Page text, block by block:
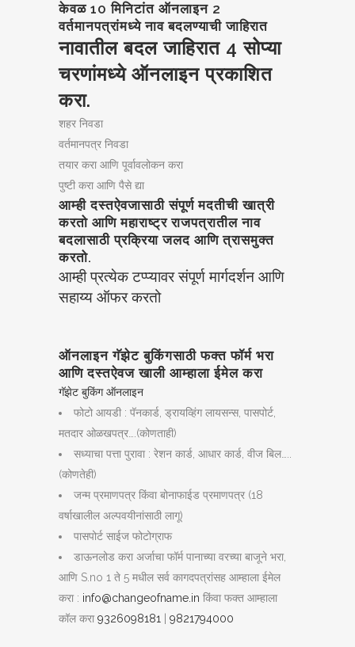
केवळ 10 मिनिटांत ऑनलाइन 2
वर्तमानपत्रांमध्ये नाव बदलण्याची जाहिरात
नावातील बदल जाहिरात 4 सोप्या
चरणांमध्ये ऑनलाइन प्रकाशित
करा.
शहर निवडा
वर्तमानपत्र निवडा
तयार करा आणि पूर्वावलोकन करा
पुष्टी करा आणि पैसे द्या
आम्ही दस्तऐवजासाठी संपूर्ण मदतीची खात्री
करतो आणि महाराष्ट्र राजपत्रातील नाव
बदलासाठी प्रक्रिया जलद आणि त्रासमुक्त
करतो.
आम्ही प्रत्येक टप्प्यावर संपूर्ण मार्गदर्शन आणि
सहाय्य ऑफर करतो
ऑनलाइन गॅझेट बुकिंगसाठी फक्त फॉर्म भरा
आणि दस्तऐवज खाली आम्हाला ईमेल करा
गॅझेट बुकिंग ऑनलाइन
फोटो आयडी : पॅनकार्ड, ड्रायव्हिंग लायसन्स, पासपोर्ट,
मतदार ओळखपत्र….(कोणताही)
सध्याचा पत्ता पुरावा : रेशन कार्ड, आधार कार्ड, वीज बिल…..
(कोणतेही)
जन्म प्रमाणपत्र किंवा बोनाफाईड प्रमाणपत्र (18
वर्षाखालील अल्पवयीनांसाठी लागू)
पासपोर्ट साईज फोटोग्राफ
डाऊनलोड करा अर्जाचा फॉर्म पानाच्या वरच्या बाजूने भरा,
आणि S.no 1 ते 5 मधील सर्व कागदपत्रांसह आम्हाला ईमेल
करा : info@changeofname.in किंवा फक्त आम्हाला
कॉल करा 9326098181 9821794000